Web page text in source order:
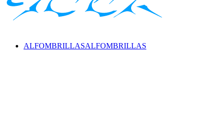
ALFOMBRILLASALFOMBRILLAS